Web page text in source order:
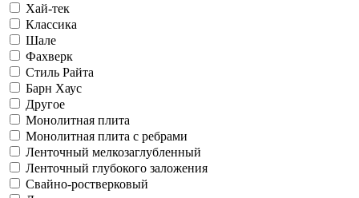
Хай-тек
Классика
Шале
Фахверк
Стиль Райта
Барн Хаус
Другое
Монолитная плита
Монолитная плита с ребрами
Ленточный мелкозаглубленный
Ленточный глубокого заложения
Свайно-ростверковый